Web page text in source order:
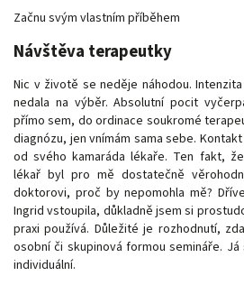
Začnu svým vlastním příběhem
Návštěva terapeutky
Nic v životě se neděje náhodou.
nedala na výběr. Absolutní pocit
přímo sem, do ordinace soukromé
diagnózu, jen vnímám sama sebe.
od svého kamaráda lékaře. Ten fakt,
lékař byl pro mě dostatečně
doktorovi, proč by nepomohla mě?
Ingrid vstoupila, důkladně jsem si
praxi používá. Důležité je rozhodnutí,
osobní či skupinová formou semináře.
individuální.